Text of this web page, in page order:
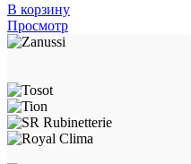
В корзину
Просмотр